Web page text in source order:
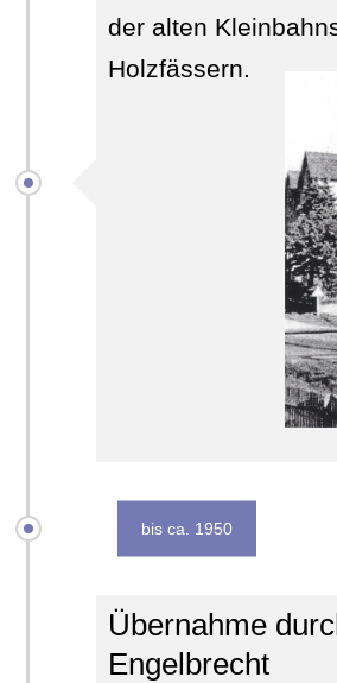
der alten
Holzfässern.
bis ca. 1950
Übernahme
Engelbrecht